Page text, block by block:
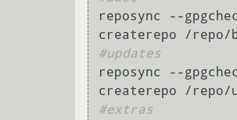
reposync --
#updates
reposync --
#extras